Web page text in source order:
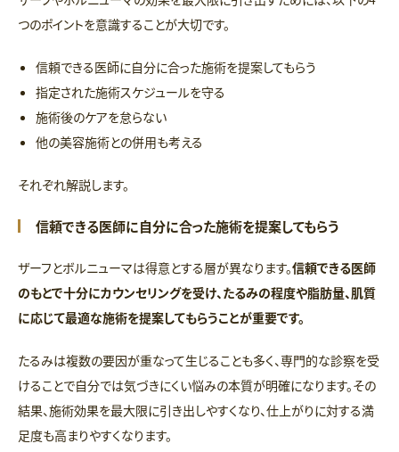
つのポイントを意識することが大切です。
信頼できる医師に自分に合った施術を提案してもらう
指定された施術スケジュールを守る
施術後のケアを怠らない
他の美容施術との併用も考える
それぞれ解説します。
信頼できる医師に自分に合った施術を提案してもらう
ザーフとボルニューマは得意とする層が異なります。信頼できる医師
のもとで十分にカウンセリングを受け、たるみの程度や脂肪量、肌質
に応じて最適な施術を提案してもらうことが重要です。
たるみは複数の要因が重なって生じることも多く、専門的な診察を受
けることで自分では気づきにくい悩みの本質が明確になります。その
結果、施術効果を最大限に引き出しやすくなり、仕上がりに対する満
足度も高まりやすくなります。